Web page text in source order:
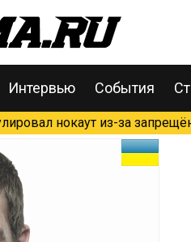
Интервью События
нокаут из-за